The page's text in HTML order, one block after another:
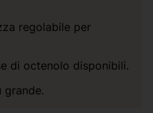
regolabile per
di octenolo disponibili.
grande.